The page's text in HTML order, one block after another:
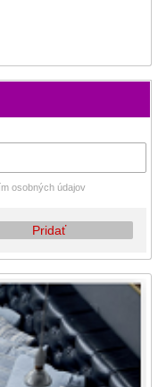
osobných údajov
Pridať